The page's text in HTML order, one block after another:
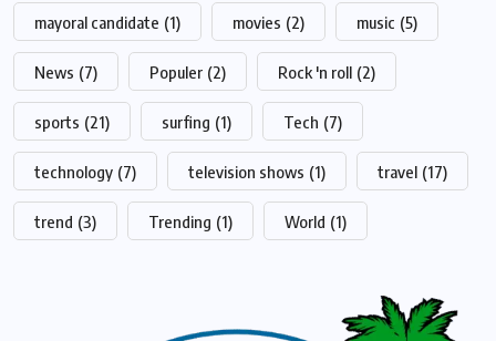
mayoral candidate (1) movies (2) music (5)
News (7) Populer (2) Rock 'n roll (2)
sports (21) surfing (1) Tech (7)
technology (7) television shows (1) travel (17)
trend (3) Trending (1) World (1)